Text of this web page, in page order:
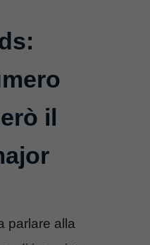
il
parlare alla